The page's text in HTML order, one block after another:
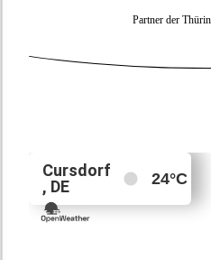
Partner der